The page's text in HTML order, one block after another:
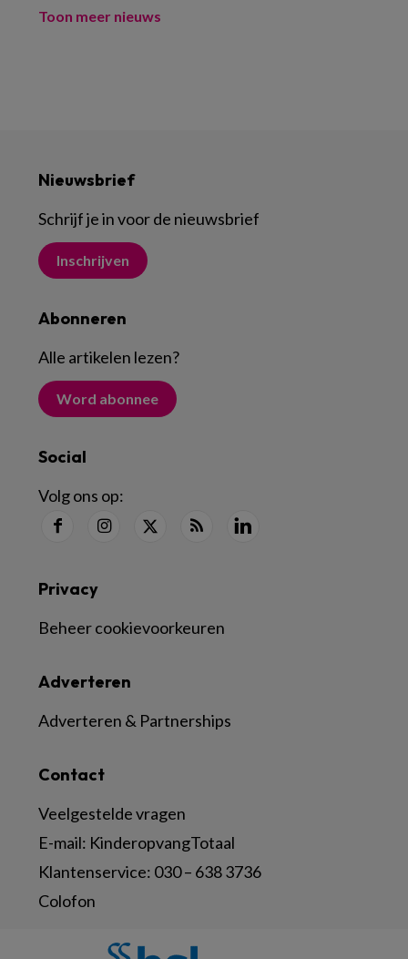
Toon meer nieuws
Nieuwsbrief
Schrijf je in voor de nieuwsbrief
Inschrijven
Abonneren
Alle artikelen lezen?
Word abonnee
Social
Volg ons op:
Contact
Veelgestelde vragen
E-mail: KinderopvangTotaal
Klantenservice: 030 – 638 3736
Colofon
Adverteren
Adverteren & Partnerships
Privacy
Beheer cookievoorkeuren